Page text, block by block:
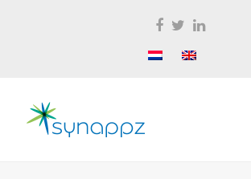
Facebook
TwitterLinkedIn